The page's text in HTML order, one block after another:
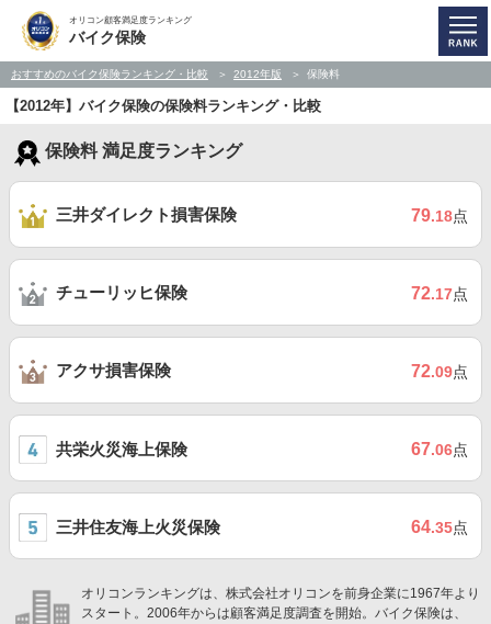
オリコン顧客満足度ランキング
バイク保険
おすすめのバイク保険ランキング・比較 2012年版 保険料
【2012年】バイク保険の保険料ランキング・比較
保険料 満足度ランキング
三井ダイレクト損害保険 79.18点
チューリッヒ保険 72.17点
アクサ損害保険 72.09点
共栄火災海上保険 67.06点
三井住友海上火災保険 64.35点
オリコンランキングは、株式会社オリコンを前身企業に1967年より
スタート。2006年からは顧客満足度調査を開始。バイク保険は、